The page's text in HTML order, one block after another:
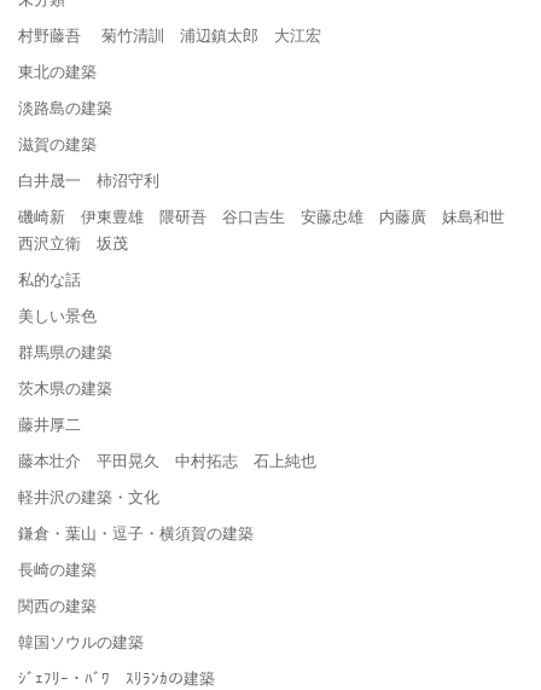
村野藤吾 菊竹清訓 浦辺鎮太郎 大江宏
東北の建築
淡路島の建築
滋賀の建築
白井晟一 柿沼守利
磯崎新 伊東豊雄 隈研吾 谷口吉生 安藤忠雄 内藤廣 妹島和世
西沢立衛 坂茂
私的な話
美しい景色
群馬県の建築
茨木県の建築
藤井厚二
藤本壮介 平田晃久 中村拓志 石上純也
軽井沢の建築・文化
鎌倉・葉山・逗子・横須賀の建築
長崎の建築
関西の建築
韓国ソウルの建築
ｼﾞｪﾌﾘｰ・ﾊﾞﾜ ｽﾘﾗﾝｶの建築